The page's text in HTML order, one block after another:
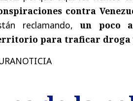
contra
reclamando,un poco
para traficar droga